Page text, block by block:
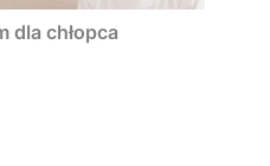
dla chłopca